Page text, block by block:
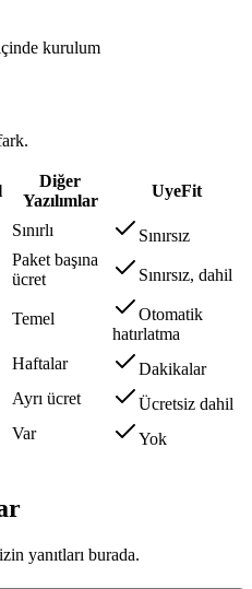
kurulum
Diğer
Yazılımlar
UyeFit
Sınırlı
Sınırsız
Paket başına
ücret
Sınırsız, dahil
Temel
Otomatik
hatırlatma
Haftalar
Dakikalar
Ayrı ücret
Ücretsiz dahil
Var
Yok
yanıtları burada.